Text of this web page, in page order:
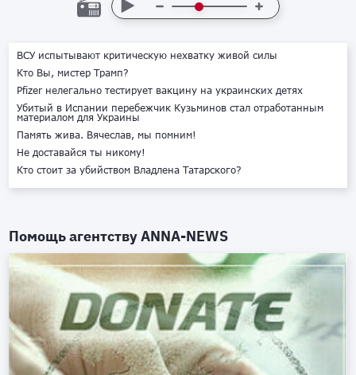
ВСУ испытывают критическую нехватку живой силы
Кто Вы, мистер Трамп?
Pfizer нелегально тестирует вакцину на украинских детях
Убитый в Испании перебежчик Кузьминов стал отработанным
материалом для Украины
Память жива. Вячеслав, мы помним!
Не доставайся ты никому!
Кто стоит за убийством Владлена Татарского?
Помощь агентствуANNA-NEWS